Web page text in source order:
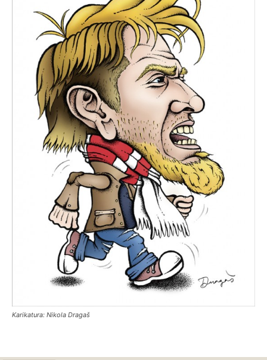
Karikatura: Nikola Dragaš